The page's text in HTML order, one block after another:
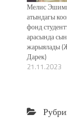
Мелис
атындагы
фонд
арасында
жарыялады
Дарек)
21.11.2023